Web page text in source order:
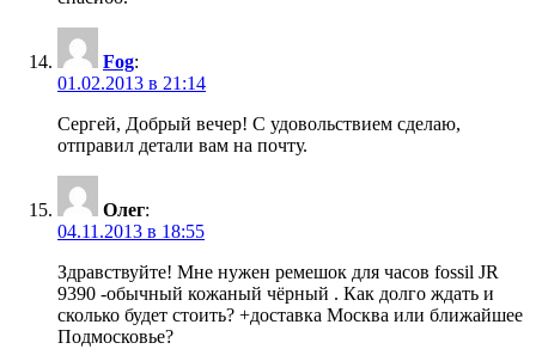
Fog:
01.02.2013 в 21:14
Сергей, Добрый вечер! С удовольствием сделаю,
отправил детали вам на почту.
Олег:
04.11.2013 в 18:55
Здравствуйте! Мне нужен ремешок для часов fossil JR
9390 -обычный кожаный чёрный . Как долго ждать и
сколько будет стоить? +доставка Москва или ближайшее
Подмосковье?